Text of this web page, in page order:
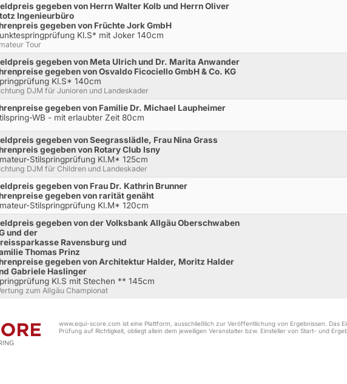
gegeben von Herrn Walter Kolb und Herrn Oliver
Ingenieurbüro
gegeben von Früchte Jork GmbH
Kl.S* mit Joker 140cm
Tour
gegeben von Meta Ulrich und Dr. Marita Anwander
gegeben von Osvaldo Ficociello GmbH & Co. KG
Kl.S* 140cm
DJM für Junioren und Landeskader
gegeben von Familie Dr. Michael Laupheimer
WB - mit erlaubter Zeit 80cm
gegeben von Seegrasslädle, Frau Nina Grass
gegeben von Rotary Club Isny
Stilspringprüfung Kl.M* 125cm
DJM für Children und Landeskader
gegeben von Frau Dr. Kathrin Brunner
gegeben von rarität genäht
Stilspringprüfung Kl.M* 120cm
gegeben von der Volksbank Allgäu Oberschwaben
und der
Ravensburg und
Thomas Prinz
gegeben von Architektur Halder, Moritz Halder
Gabriele Haslinger
Kl.S mit Stechen ** 145cm
zum Allgäu Championat
www.equi-score.com ist eine Plattform, ausschließlich zur Veröffentlichung von Ergebnissen. Das
Prüfung auf Richtigkeit, obliegt allein dem jeweiligen Veranstalter bzw. Einsteller von Start- und